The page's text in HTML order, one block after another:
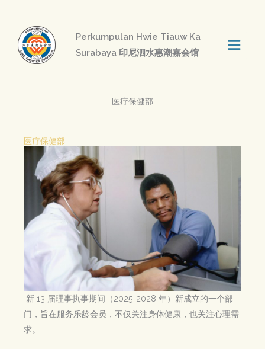
content
Perkumpulan Hwie Tiauw Ka
Surabaya 印尼泗水惠潮嘉会馆
医疗保健部
医疗保健部
新 13 届理事执事期间（2025-2028 年）新成立的一个部
门，旨在服务乐龄会员，不仅关注身体健康，也关注心理需
求。